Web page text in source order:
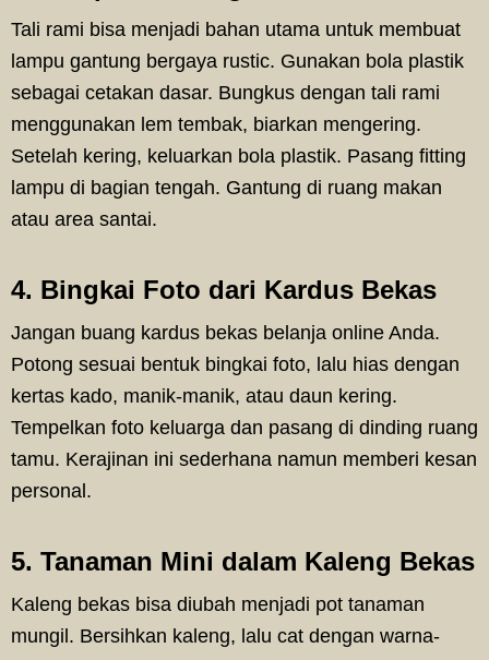
Tali rami bisa menjadi bahan utama untuk membuat
lampu gantung bergaya rustic. Gunakan bola plastik
sebagai cetakan dasar. Bungkus dengan tali rami
menggunakan lem tembak, biarkan mengering.
Setelah kering, keluarkan bola plastik. Pasang fitting
lampu di bagian tengah. Gantung di ruang makan
atau area santai.
4. Bingkai Foto dari Kardus Bekas
Jangan buang kardus bekas belanja online Anda.
Potong sesuai bentuk bingkai foto, lalu hias dengan
kertas kado, manik-manik, atau daun kering.
Tempelkan foto keluarga dan pasang di dinding ruang
tamu. Kerajinan ini sederhana namun memberi kesan
personal.
5. Tanaman Mini dalam Kaleng Bekas
Kaleng bekas bisa diubah menjadi pot tanaman
mungil. Bersihkan kaleng, lalu cat dengan warna-